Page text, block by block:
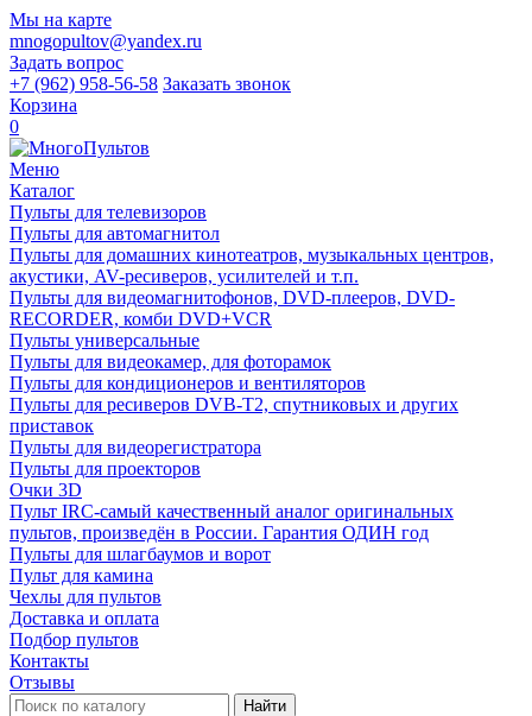
Мы на карте
mnogopultov@yandex.ru
Задать вопрос
+7 (962) 958-56-58 Заказать звонок
Корзина
0
Меню
Каталог
Пульты для телевизоров
Пульты для автомагнитол
Пульты для домашних кинотеатров, музыкальных центров,
акустики, AV-ресиверов, усилителей и т.п.
Пульты для видеомагнитофонов, DVD-плееров, DVD-
RECORDER, комби DVD+VCR
Пульты универсальные
Пульты для видеокамер, для фоторамок
Пульты для кондиционеров и вентиляторов
Пульты для ресиверов DVB-T2, спутниковых и других
приставок
Пульты для видеорегистратора
Пульты для проекторов
Очки 3D
Пульт IRC-самый качественный аналог оригинальных
пультов, произведён в России. Гарантия ОДИН год
Пульты для шлагбаумов и ворот
Пульт для камина
Чехлы для пультов
Доставка и оплата
Подбор пультов
Контакты
Отзывы
Найти